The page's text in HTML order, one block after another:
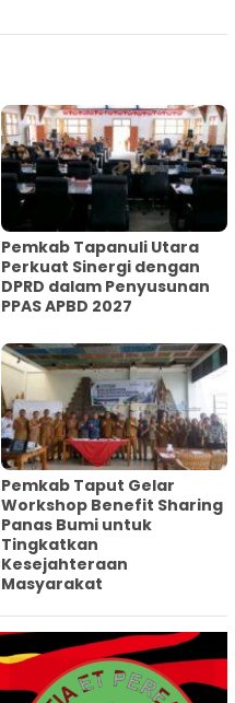
Pemkab Tapanuli Utara
Perkuat Sinergi dengan
DPRD dalam Penyusunan
PPAS APBD 2027
Pemkab Taput Gelar
Workshop Benefit Sharing
Panas Bumi untuk
Tingkatkan
Kesejahteraan
Masyarakat